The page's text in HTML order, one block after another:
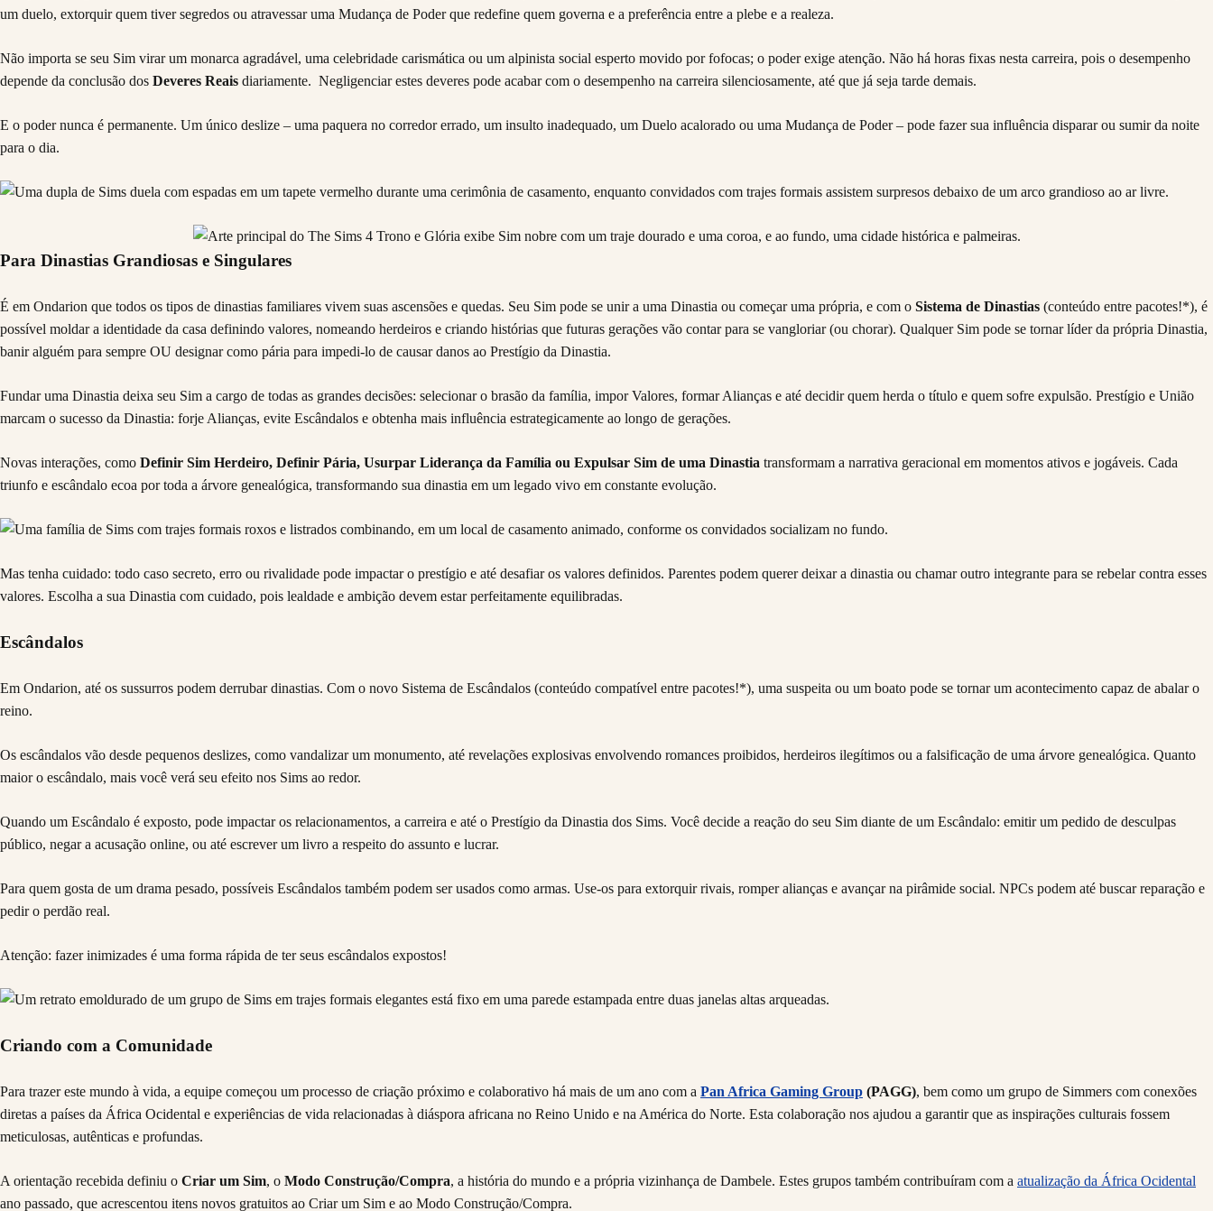
um duelo, extorquir quem tiver segredos ou atravessar uma Mudança de Poder que redefine quem governa e a preferência entre a plebe e a realeza.
Não importa se seu Sim virar um monarca agradável, uma celebridade carismática ou um alpinista social esperto movido por fofocas; o poder exige atenção. Não há horas fixas nesta carreira, pois o desempenho
depende da conclusão dos Deveres Reais diariamente. Negligenciar estes deveres pode acabar com o desempenho na carreira silenciosamente, até que já seja tarde demais.
E o poder nunca é permanente. Um único deslize – uma paquera no corredor errado, um insulto inadequado, um Duelo acalorado ou uma Mudança de Poder – pode fazer sua influência disparar ou sumir da noite
para o dia.
Para Dinastias Grandiosas e Singulares
É em Ondarion que todos os tipos de dinastias familiares vivem suas ascensões e quedas. Seu Sim pode se unir a uma Dinastia ou começar uma própria, e com o Sistema de Dinastias (conteúdo entre pacotes!*), é
possível moldar a identidade da casa definindo valores, nomeando herdeiros e criando histórias que futuras gerações vão contar para se vangloriar (ou chorar). Qualquer Sim pode se tornar líder da própria Dinastia,
banir alguém para sempre OU designar como pária para impedi-lo de causar danos ao Prestígio da Dinastia.
Fundar uma Dinastia deixa seu Sim a cargo de todas as grandes decisões: selecionar o brasão da família, impor Valores, formar Alianças e até decidir quem herda o título e quem sofre expulsão. Prestígio e União
marcam o sucesso da Dinastia: forje Alianças, evite Escândalos e obtenha mais influência estrategicamente ao longo de gerações.
Novas interações, como Definir Sim Herdeiro, Definir Pária, Usurpar Liderança da Família ou Expulsar Sim de uma Dinastia transformam a narrativa geracional em momentos ativos e jogáveis. Cada
triunfo e escândalo ecoa por toda a árvore genealógica, transformando sua dinastia em um legado vivo em constante evolução.
Mas tenha cuidado: todo caso secreto, erro ou rivalidade pode impactar o prestígio e até desafiar os valores definidos. Parentes podem querer deixar a dinastia ou chamar outro integrante para se rebelar contra esses
valores. Escolha a sua Dinastia com cuidado, pois lealdade e ambição devem estar perfeitamente equilibradas.
Escândalos
Em Ondarion, até os sussurros podem derrubar dinastias. Com o novo Sistema de Escândalos (conteúdo compatível entre pacotes!*), uma suspeita ou um boato pode se tornar um acontecimento capaz de abalar o
reino.
Os escândalos vão desde pequenos deslizes, como vandalizar um monumento, até revelações explosivas envolvendo romances proibidos, herdeiros ilegítimos ou a falsificação de uma árvore genealógica. Quanto
maior o escândalo, mais você verá seu efeito nos Sims ao redor.
Quando um Escândalo é exposto, pode impactar os relacionamentos, a carreira e até o Prestígio da Dinastia dos Sims. Você decide a reação do seu Sim diante de um Escândalo: emitir um pedido de desculpas
público, negar a acusação online, ou até escrever um livro a respeito do assunto e lucrar.
Para quem gosta de um drama pesado, possíveis Escândalos também podem ser usados como armas. Use-os para extorquir rivais, romper alianças e avançar na pirâmide social. NPCs podem até buscar reparação e
pedir o perdão real.
Atenção: fazer inimizades é uma forma rápida de ter seus escândalos expostos!
Criando com a Comunidade
Para trazer este mundo à vida, a equipe começou um processo de criação próximo e colaborativo há mais de um ano com a Pan Africa Gaming Group (PAGG), bem como um grupo de Simmers com conexões
diretas a países da África Ocidental e experiências de vida relacionadas à diáspora africana no Reino Unido e na América do Norte. Esta colaboração nos ajudou a garantir que as inspirações culturais fossem
meticulosas, autênticas e profundas.
A orientação recebida definiu o Criar um Sim, o Modo Construção/Compra, a história do mundo e a própria vizinhança de Dambele. Estes grupos também contribuíram com a atualização da África Ocidental
ano passado, que acrescentou itens novos gratuitos ao Criar um Sim e ao Modo Construção/Compra.